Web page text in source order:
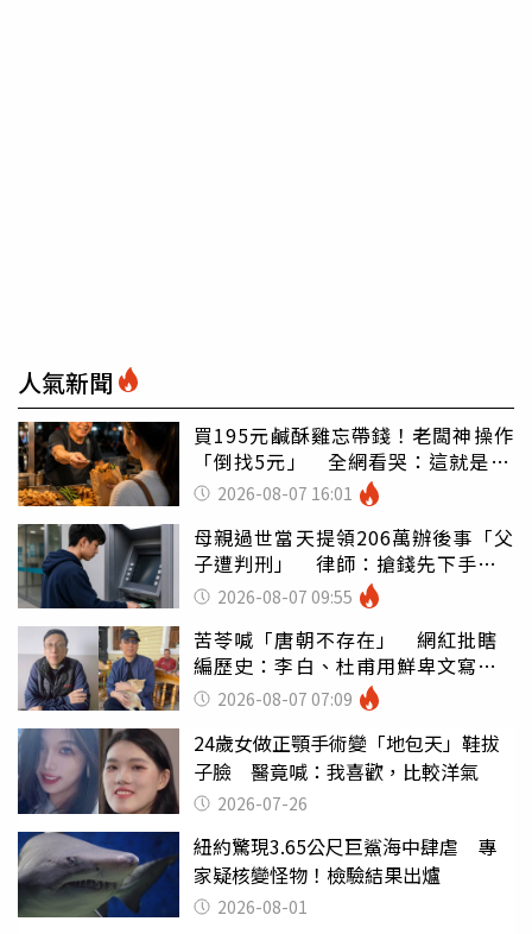
人氣新聞
買195元鹹酥雞忘帶錢！老闆神操作
「倒找5元」 全網看哭：這就是台
灣 2026-08-07 16:01
母親過世當天提領206萬辦後事「父
子遭判刑」 律師：搶錢先下手是
罪 2026-08-07 09:55
苦苓喊「唐朝不存在」 網紅批瞎
編歷史：李白、杜甫用鮮卑文寫
詩？2026-08-07 07:09
24歲女做正顎手術變「地包天」鞋拔
子臉 醫竟喊：我喜歡，比較洋氣
2026-07-26
紐約驚現3.65公尺巨鯊海中肆虐 專
家疑核變怪物！檢驗結果出爐
2026-08-01